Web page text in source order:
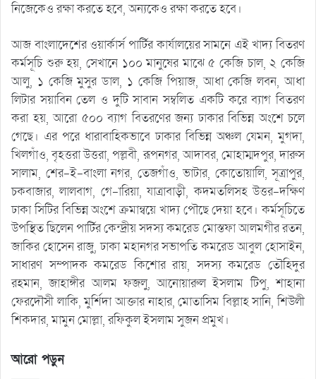
নিজেকেও রক্ষা করতে হবে, অন্যকেও রক্ষা করতে হবে।
আজ বাংলাদেশের ওয়ার্কার্স পার্টির কার্যালয়ের সামনে এই খাদ্য বিতরণ
কর্মসূচি শুরু হয়, সেখানে ১০০ মানুষের মাঝে ৫ কেজি চাল, ২ কেজি
আলু, ১ কেজি মুসুর ডাল, ১ কেজি পিয়াজ, আধা কেজি লবন, আধা
লিটার সয়াবিন তেল ও দুটি সাবান সম্বলিত একটি করে ব্যাগ বিতরণ
করা হয়, আরো ৫০০ ব্যাগ বিতরণের জন্য ঢাকার বিভিন্ন অংশে চলে
গেছে। এর পরে ধারাবাহিকভাবে ঢাকার বিভিন্ন অঞ্চল যেমন, মুগদা,
খিলগাঁও, বৃহত্তরা উত্তরা, পল্লবী, রূপনগর, আদাবর, মোহাম্মদপুর, দারুস
সালাম, শের-ই-বাংলা নগর, তেজগাঁও, ভাটার, কোতোয়ালি, সূত্রাপুর,
চকবাজার, লালবাগ, গে-ারিয়া, যাত্রাবাড়ী, কদমতলিসহ উত্তর-দক্ষিণ
ঢাকা সিটির বিভিন্ন অংশে ক্রমান্বয়ে খাদ্য পৌছে দেয়া হবে। কর্মসূচিতে
উপস্থিত ছিলেন পার্টির কেন্দ্রীয় সদস্য কমরেড মোস্তফা আলমগীর রতন,
জাকির হোসেন রাজু, ঢাকা মহানগর সভাপতি কমরেড আবুল হোসাইন,
সাধারণ সম্পাদক কমরেড কিশোর রায়, সদস্য কমরেড তৌহিদুর
রহমান, জাহাঙ্গীর আলম ফজলু, আনোয়ারুল ইসলাম টিপু, শাহানা
ফেরদৌসী লাকি, মুর্শিদা আক্তার নাহার, মোতাসিম বিল্লাহ সানি, শিউলী
শিকদার, মামুন মোল্লা, রফিকুল ইসলাম সুজন প্রমুখ।
আরো পড়ুন